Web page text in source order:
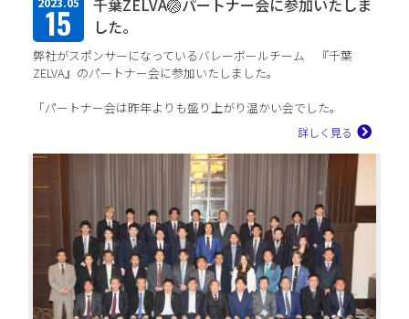
15
千葉ZELVA🏐パートナー会に参加いたしま
した。
弊社がスポンサーになっているバレーボールチーム 『千葉
ZELVA』のパートナー会に参加いたしました。
「パートナー会は昨年よりも盛り上がり温かい会でした。
昨年よりスポンサーも10程増え、規模自体も大きくなり更に...
詳しく見る